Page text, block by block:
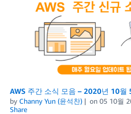
AWS 주간 소식 모음 – 2020년 10월
by Channy Yun (윤석찬) on 05 10월
Share